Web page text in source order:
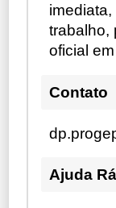
trabalho,
oficial
Contato
Ajuda